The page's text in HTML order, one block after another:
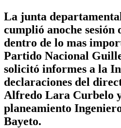
La junta
cumplió anoche
dentro de lo mas
Partido Nacional
solicitó informes a la
declaraciones del
Alfredo Lara Curbelo
planeamiento
Bayeto.